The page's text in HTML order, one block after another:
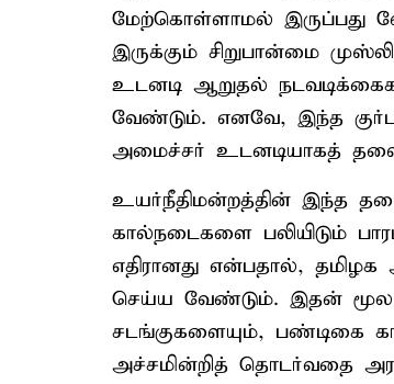
மேற்கொள்ளாமல் இருப்பது
இருக்கும் சிறுபான்மை
உடனடி ஆறுதல்
வேண்டும். எனவே, இந்த
அமைச்சர் உடனடியாகத்
உயர்நீதிமன்றத்தின் இந்த
கால்நடைகளை பலியிடும்
எதிரானது என்பதால்,
செய்ய வேண்டும். இதன் மூலம்,
சடங்குகளையும், பண்டிகை
அச்சமின்றித் தொடர்வதை